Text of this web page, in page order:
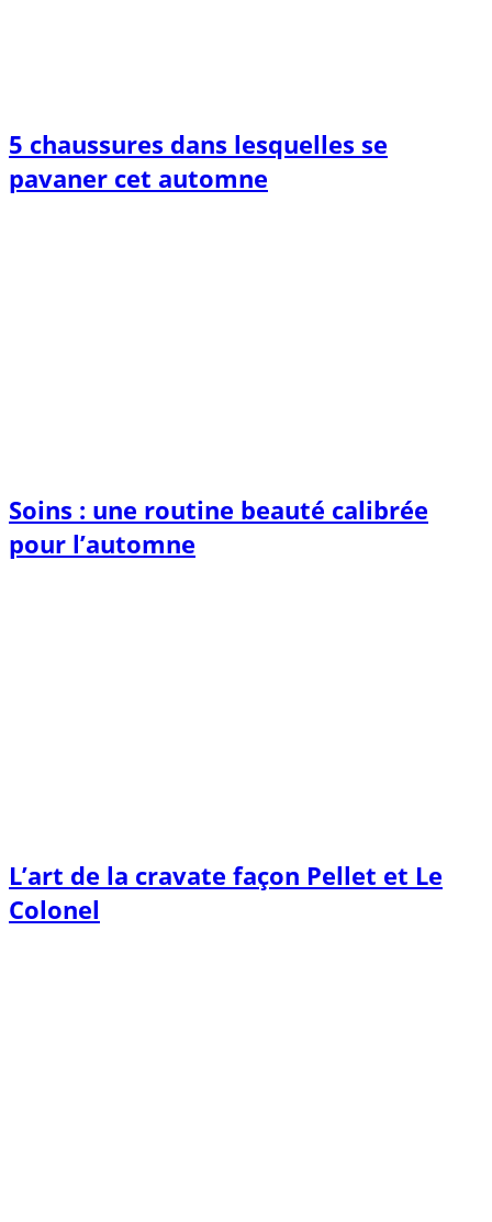
5 chaussures dans lesquelles se
pavaner cet automne
Soins : une routine beauté calibrée
pour l’automne
L’art de la cravate façon Pellet et Le
Colonel